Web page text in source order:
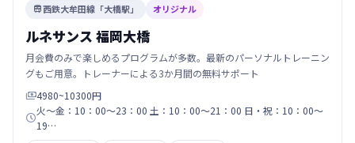
西鉄大牟田線「大橋駅」 オリジナル
ルネサンス 福岡大橋
月会費のみで楽しめるプログラムが多数。最新のパーソナルトレーニン
グもご用意。トレーナーによる3か月間の無料サポート
4980~10300円

火～金：10：00～23：00 土：10：00～21：00 日・祝：10：00～
19…